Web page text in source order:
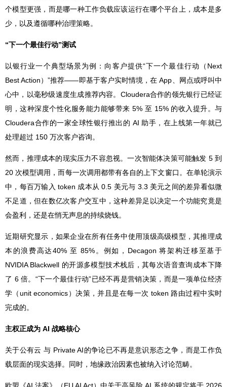
个模型更强，而是哪一种工作负载应该运行在哪个平台上，成本是多
少，以及遵循哪种治理策略。
“下一个最佳行动”测试
以银行业一个典型场景为例：向客户提供“下一个最佳行动（Next
Best Action）”推荐——即基于客户实时情境，在 App、网点或呼叫中
心中，以毫秒级速度生成推荐内容。Cloudera合作的领先银行已经证
明，这种深度个性化服务能力能够带来 5% 至 15% 的收入提升。与
Cloudera合作的一家全球性银行推出的 AI 助手，在上线第一年就已
处理超过 150 万次客户咨询。
然而，推理成本的现实压力不容忽视。一次智能体决策可能触发 5 到
20 次模型调用，而每一次调用都带有各自的上下文窗口。在单轮演示
中，每百万输入 token 成本从 0.5 美元与 3.3 美元之间的差异看似微
不足道，但在数亿次客户交互中，这种差异足以决定一个功能究竟是
会盈利，还是在悄无声息的持续烧钱。
近期研究显示，如果企业在所有任务中使用顶级高级模型，其推理成
本的浪费高达40% 至 85%。例如，Decagon 将架构迁移至基于
NVIDIA Blackwell 的开源多模型技术栈后，其每次语音查询成本下降
了 6 倍。“下一个最佳行动”已经不再是营销决策，而是一项单位经济
学（unit economics）决策，并且是在每一次 token 路由过程中实时
完成的。
主权正成为 AI 战略核心
关于公有云 与 Private AI的争论已不再是意识形态之争，而是工作负
载层面的现实选择。同时，地缘政治因素也被纳入讨论范畴。